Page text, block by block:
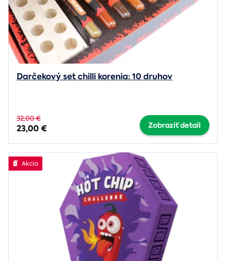
Darčekový set chilli korenia: 10 druhov
32,00 €
23,00 € Zobraziť detail
Akcia